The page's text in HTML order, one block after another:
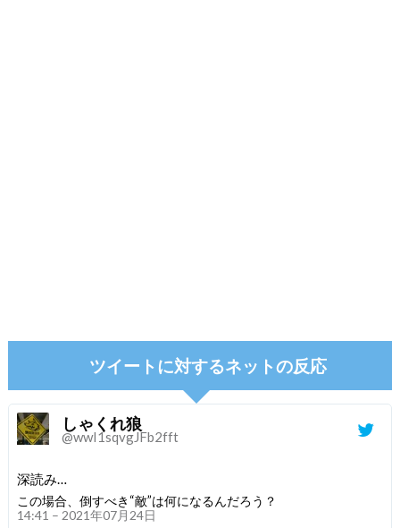
ツイートに対するネットの反応
しゃくれ狼
@wwI1sqvgJFb2fft
深読み…
この場合、倒すべき“敵”は何になるんだろう？
14:41 – 2021年07月24日